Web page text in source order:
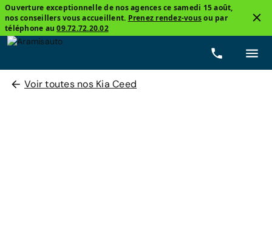
Ouverture exceptionnelle de nos agences ce samedi 15 août,
nos conseillers vous accueillent. Prenez rendez-vousou par
téléphone au09.72.72.20.02
Voir toutes nos Kia Ceed